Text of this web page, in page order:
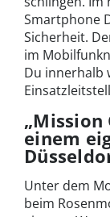
Smartphone
Sicherheit.
im
Du innerhalb
„Mission
einem
Unter dem
beim